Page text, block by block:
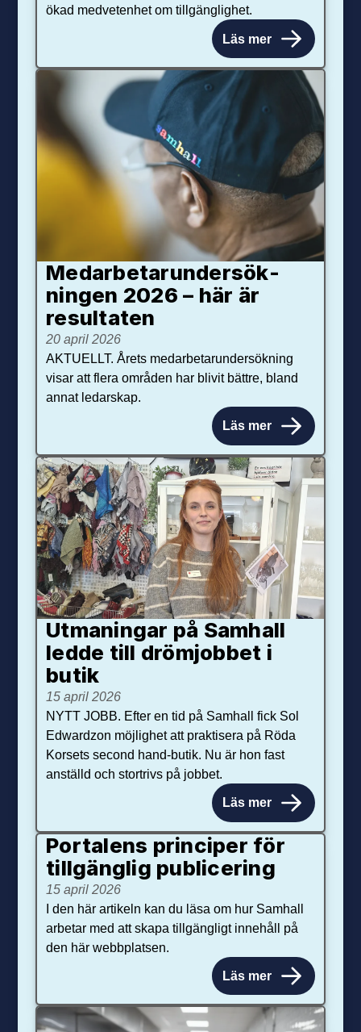
ökad medvetenhet om tillgänglighet.
Läs mer
Medarbetar­under­sök­
ningen 2026 – här är
resultaten
20 april 2026
AKTUELLT. Årets medarbetarundersökning
visar att flera områden har blivit bättre, bland
annat ledarskap.
Läs mer
Utmaningar på Sam­hall
ledde till dröm­jobbet i
butik
15 april 2026
NYTT JOBB. Efter en tid på Samhall fick Sol
Edwardzon möjlighet att praktisera på Röda
Korsets second hand-butik. Nu är hon fast
anställd och stortrivs på jobbet.
Läs mer
Portalens principer för
tillgänglig publicering
15 april 2026
I den här artikeln kan du läsa om hur Samhall
arbetar med att skapa tillgängligt innehåll på
den här webbplatsen.
Läs mer